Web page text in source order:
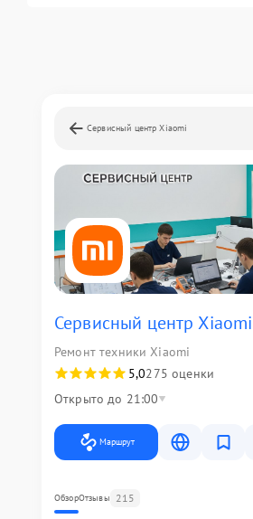
Сервисный центр Xiaomi
Сервисный центр Xiaomi
Ремонт техники Xiaomi
5,0275 оценки
Открыто до 21:00
Маршрут
ОбзорОтзывы 215